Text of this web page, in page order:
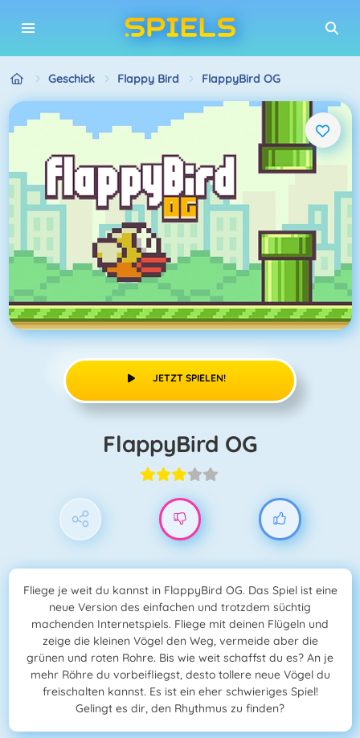
Geschick Flappy Bird FlappyBird OG
JETZT SPIELEN!
FlappyBird OG
Fliege je weit du kannst in FlappyBird OG. Das Spiel ist eine
neue Version des einfachen und trotzdem süchtig
machenden Internetspiels. Fliege mit deinen Flügeln und
zeige die kleinen Vögel den Weg, vermeide aber die
grünen und roten Rohre. Bis wie weit schaffst du es? An je
mehr Röhre du vorbeifliegst, desto tollere neue Vögel du
freischalten kannst. Es ist ein eher schwieriges Spiel!
Gelingt es dir, den Rhythmus zu finden?